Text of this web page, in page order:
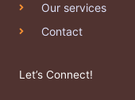
Our services
Contact
Let’s Connect!